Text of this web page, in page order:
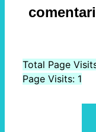
Total Page
Page Visits: 1